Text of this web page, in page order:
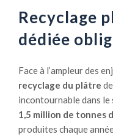
Recyclage
dédiée
Face à l’ampleur des
recyclage du plâtre
incontournable dans le
1,5 million de tonnes
produites chaque